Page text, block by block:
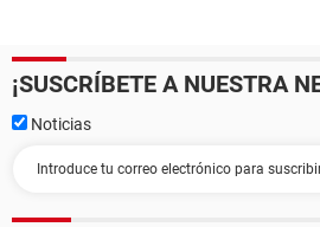
¡SUSCRÍBETE A NUESTRA
Noticias